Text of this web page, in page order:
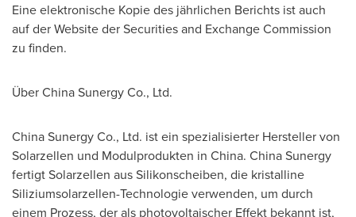
Eine elektronische Kopie des jährlichen Berichts ist auch
auf der Website der Securities and Exchange Commission
zu finden.
Über China Sunergy Co., Ltd.
China Sunergy Co., Ltd. ist ein spezialisierter Hersteller von
Solarzellen und Modulprodukten in China. China Sunergy
fertigt Solarzellen aus Silikonscheiben, die kristalline
Siliziumsolarzellen-Technologie verwenden, um durch
einem Prozess, der als photovoltaischer Effekt bekannt ist,